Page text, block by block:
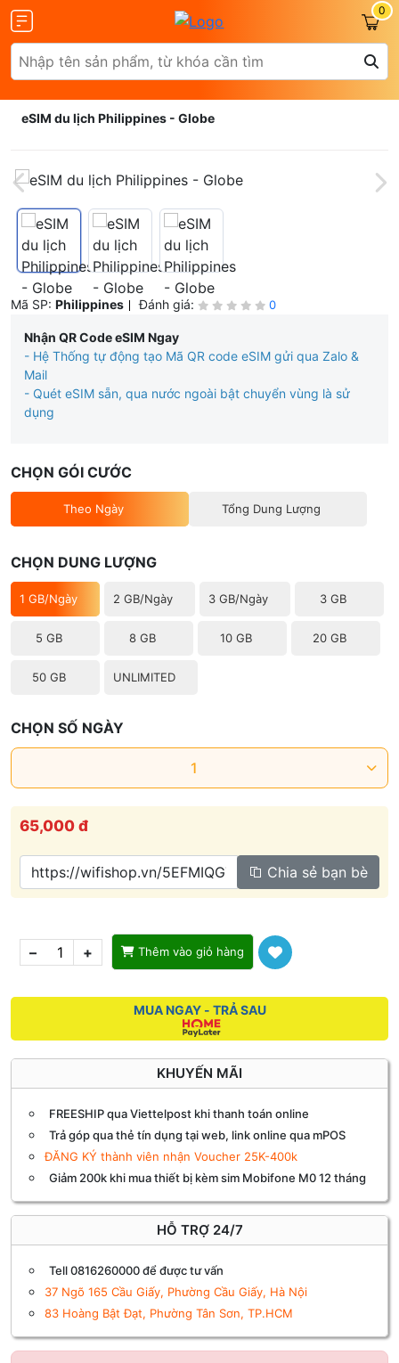
0
eSIM du lịch Philippines - Globe
Mã SP: Philippines Đánh giá: 0
Nhận QR Code eSIM Ngay
- Hệ Thống tự động tạo Mã QR code eSIM gửi qua Zalo &
Mail
- Quét eSIM sẵn, qua nước ngoài bật chuyển vùng là sử
dụng
CHỌN GÓI CƯỚC
Theo Ngày Tổng Dung Lượng
CHỌN DUNG LƯỢNG
1 GB/Ngày 2 GB/Ngày 3 GB/Ngày 3 GB
5 GB 8 GB 10 GB 20 GB
50 GB UNLIMITED
CHỌN SỐ NGÀY
1
65,000 đ
Chia sẻ bạn bè
– + Thêm vào giỏ hàng
MUA NGAY - TRẢ SAU
KHUYẾN MÃI
FREESHIP qua Viettelpost khi thanh toán online
Trả góp qua thẻ tín dụng tại web, link online qua mPOS
ĐĂNG KÝ thành viên nhận Voucher 25K-400k
Giảm 200k khi mua thiết bị kèm sim Mobifone M0 12 tháng
HỖ TRỢ 24/7
Tell 0816260000 để được tư vấn
37 Ngõ 165 Cầu Giấy, Phường Cầu Giấy, Hà Nội
83 Hoàng Bật Đạt, Phường Tân Sơn, TP.HCM